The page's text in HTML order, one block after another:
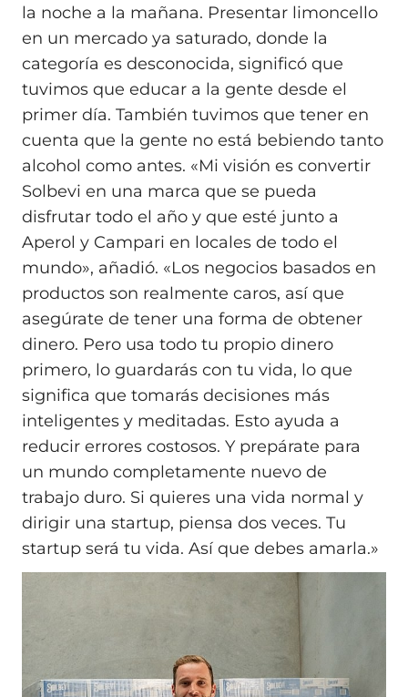
la noche a la mañana. Presentar limoncello
en un mercado ya saturado, donde la
categoría es desconocida, significó que
tuvimos que educar a la gente desde el
primer día. También tuvimos que tener en
cuenta que la gente no está bebiendo tanto
alcohol como antes. «Mi visión es convertir
Solbevi en una marca que se pueda
disfrutar todo el año y que esté junto a
Aperol y Campari en locales de todo el
mundo», añadió. «Los negocios basados en
productos son realmente caros, así que
asegúrate de tener una forma de obtener
dinero. Pero usa todo tu propio dinero
primero, lo guardarás con tu vida, lo que
significa que tomarás decisiones más
inteligentes y meditadas. Esto ayuda a
reducir errores costosos. Y prepárate para
un mundo completamente nuevo de
trabajo duro. Si quieres una vida normal y
dirigir una startup, piensa dos veces. Tu
startup será tu vida. Así que debes amarla.»